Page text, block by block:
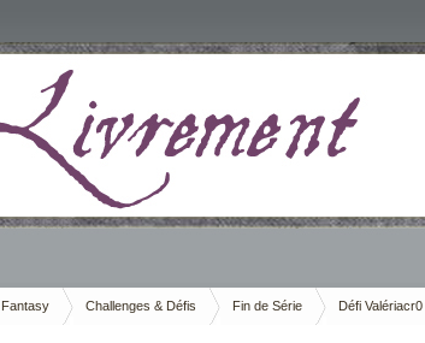
Challenges & Défis Fin de Série Défi Valériacr0